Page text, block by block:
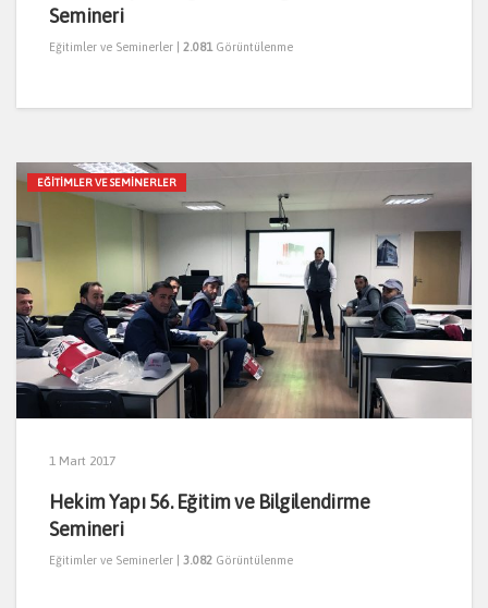
Semineri
Eğitimler ve Seminerler 2.081 Görüntülenme
EĞITIMLER VE SEMINERLER
1 Mart 2017
Hekim Yapı 56. Eğitim ve Bilgilendirme
Semineri
Eğitimler ve Seminerler 3.082 Görüntülenme